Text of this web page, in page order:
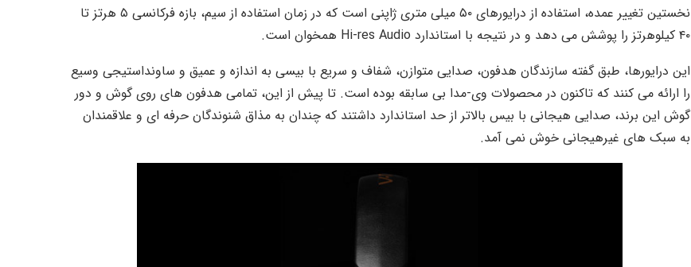
نخستین تغییر عمده، استفاده از درایورهای ۵۰ میلی متری ژاپنی است که در زمان استفاده از سیم، بازه فرکانسی ۵ هرتز تا
۴۰ کیلوهرتز را پوشش می دهد و در نتیجه با استاندارد Hi-res Audio همخوان است.
این درایورها، طبق گفته سازندگان هدفون، صدایی متوازن، شفاف و سریع با بیسی به اندازه و عمیق و ساونداستیجی وسیع
را ارائه می کنند که تاکنون در محصولات وی-مدا بی سابقه بوده است. تا پیش از این، تمامی هدفون های روی گوش و دور
گوش این برند، صدایی هیجانی با بیس بالاتر از حد استاندارد داشتند که چندان به مذاق شنوندگان حرفه ای و علاقمندان
به سبک های غیرهیجانی خوش نمی آمد.